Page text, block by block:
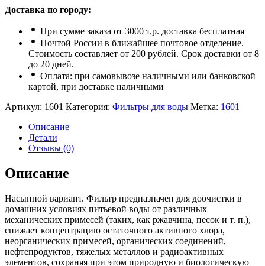
Доставка по городу:
При сумме заказа от 3000 т.р. доставка бесплатная
Почтой России в ближайшее почтовое отделение.
Стоимость составляет от 200 рублей. Срок доставки от 8
до 20 дней.
Оплата: при самовывозе наличными или банковской
картой, при доставке наличными
Артикул: 1601 Категория: Фильтры для воды Метка: 1601
Описание
Детали
Отзывы (0)
Описание
Насыпной вариант. Фильтр предназначен для доочистки в
домашних условиях питьевой воды от различных
механических примесей (таких, как ржавчина, песок и т. п.),
снижает концентрацию остаточного активного хлора,
неорганических примесей, органических соединений,
нефтепродуктов, тяжелых металлов и радиоактивных
элементов, сохраняя при этом природную и биологическую